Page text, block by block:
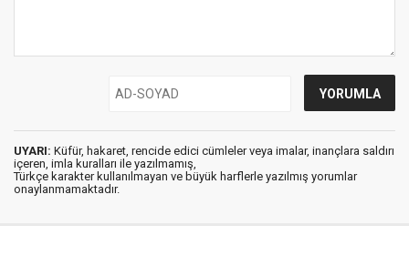
UYARI: Küfür, hakaret, rencide edici cümleler veya imalar, inançlara saldırı
içeren, imla kuralları ile yazılmamış,
Türkçe karakter kullanılmayan ve büyük harflerle yazılmış yorumlar
onaylanmamaktadır.